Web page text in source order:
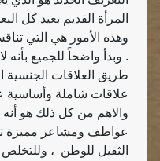
المرأة القديم بعيد كل
وهذه الأمور هي التي
. وبدأ واضحاً للجميع بأنه
طريق العلاقات الجنسية
علاقات شاملة وأساسية
والاهم من كل ذلك هو أنه
عواطف ومشاعر مميزة تحت
الثقيل للوطن ، وللتخلص